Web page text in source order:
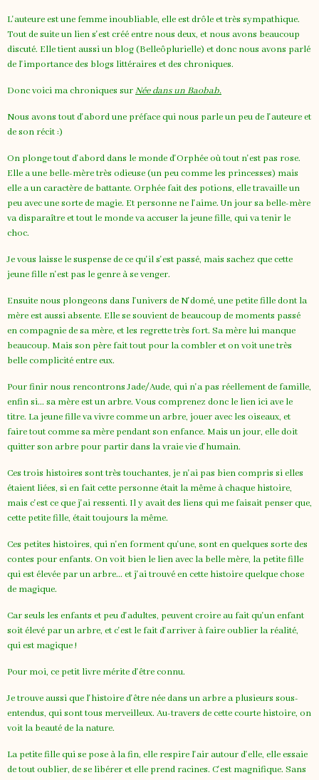
L'auteure est une femme inoubliable, elle est drôle et très sympathique.
Tout de suite un lien s'est créé entre nous deux, et nous avons beaucoup
discuté. Elle tient aussi un blog (Belleôplurielle) et donc nous avons parlé
de l'importance des blogs littéraires et des chroniques.
Donc voici ma chroniques surNée dans un Baobab.
Nous avons tout d'abord une préface qui nous parle un peu de l'auteure et
de son récit :)
On plonge tout d'abord dans le monde d'Orphée où tout n'est pas rose.
Elle a une belle-mère très odieuse (un peu comme les princesses) mais
elle a un caractère de battante. Orphée fait des potions, elle travaille un
peu avec une sorte de magie. Et personne ne l'aime. Un jour sa belle-mère
va disparaître et tout le monde va accuser la jeune fille, qui va tenir le
choc.
Je vous laisse le suspense de ce qu'il s'est passé, mais sachez que cette
jeune fille n'est pas le genre à se venger.
Ensuite nous plongeons dans l'univers de N'domé, une petite fille dont la
mère est aussi absente. Elle se souvient de beaucoup de moments passé
en compagnie de sa mère, et les regrette très fort. Sa mère lui manque
beaucoup. Mais son père fait tout pour la combler et on voit une très
belle complicité entre eux.
Pour finir nous rencontrons Jade/Aude, qui n'a pas réellement de famille,
enfin si... sa mère est un arbre. Vous comprenez donc le lien ici ave le
titre. La jeune fille va vivre comme un arbre, jouer avec les oiseaux, et
faire tout comme sa mère pendant son enfance. Mais un jour, elle doit
quitter son arbre pour partir dans la vraie vie d'humain.
Ces trois histoires sont très touchantes, je n'ai pas bien compris si elles
étaient liées, si en fait cette personne était la même à chaque histoire,
mais c'est ce que j'ai ressenti. Il y avait des liens qui me faisait penser que,
cette petite fille, était toujours la même.
Ces petites histoires, qui n'en forment qu'une, sont en quelques sorte des
contes pour enfants. On voit bien le lien avec la belle mère, la petite fille
qui est élevée par un arbre... et j'ai trouvé en cette histoire quelque chose
de magique.
Car seuls les enfants et peu d'adultes, peuvent croire au fait qu'un enfant
soit élevé par un arbre, et c'est le fait d'arriver à faire oublier la réalité,
qui est magique !
Pour moi, ce petit livre mérite d'être connu.
Je trouve aussi que l'histoire d'être née dans un arbre a plusieurs sous-
entendus, qui sont tous merveilleux. Au-travers de cette courte histoire, on
voit la beauté de la nature.
La petite fille qui se pose à la fin, elle respire l'air autour d'elle, elle essaie
de tout oublier, de se libérer et elle prend racines. C'est magnifique. Sans